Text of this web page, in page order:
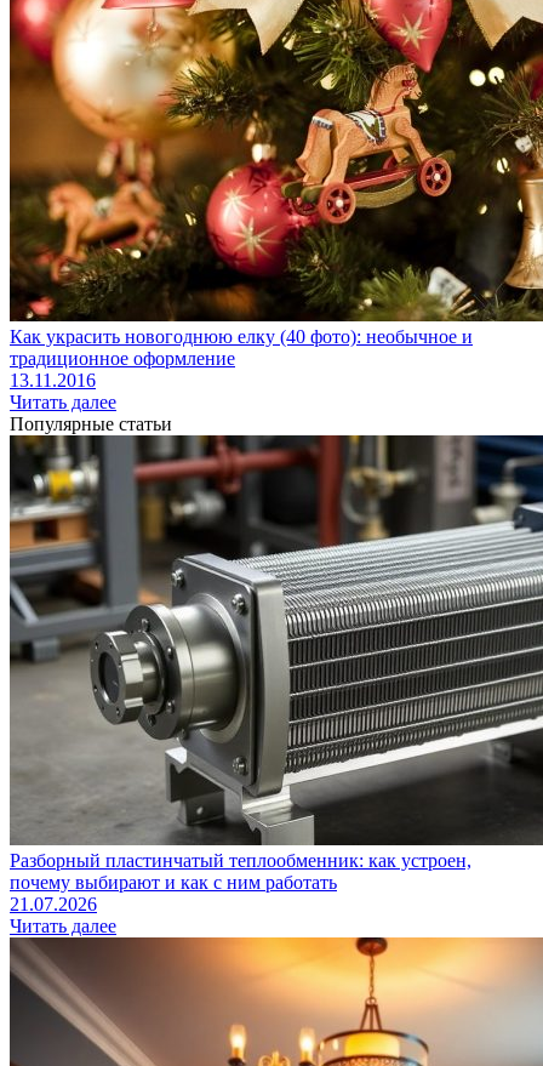
Как украсить новогоднюю елку (40 фото): необычное и
традиционное оформление
13.11.2016
Читать далее
Популярные статьи
Разборный пластинчатый теплообменник: как устроен,
почему выбирают и как с ним работать
21.07.2026
Читать далее